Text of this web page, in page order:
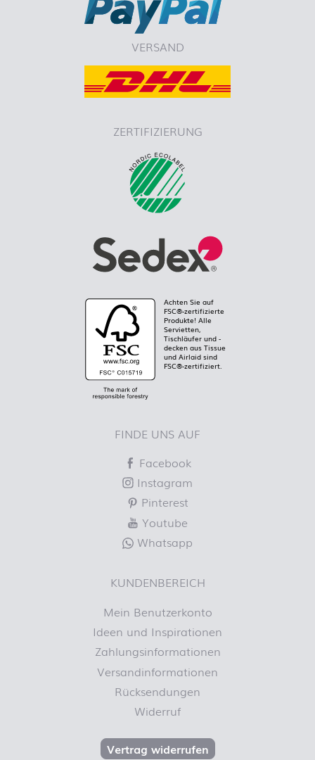
VERSAND
ZERTIFIZIERUNG
Achten Sie auf
FSC®-zertifizierte
Produkte! Alle
Servietten,
Tischläufer und -
decken aus Tissue
und Airlaid sind
FSC®-zertifiziert.
FINDE UNS AUF
Facebook
Instagram
Pinterest
Youtube
Whatsapp
KUNDENBEREICH
Mein Benutzerkonto
Ideen und Inspirationen
Zahlungsinformationen
Versandinformationen
Rücksendungen
Widerruf
Vertrag widerrufen